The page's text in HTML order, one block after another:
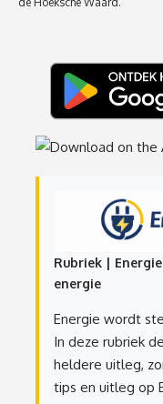
Rubriek |
energie
Energie wordt
In deze rubriek
heldere uitleg,
tips en uitleg op